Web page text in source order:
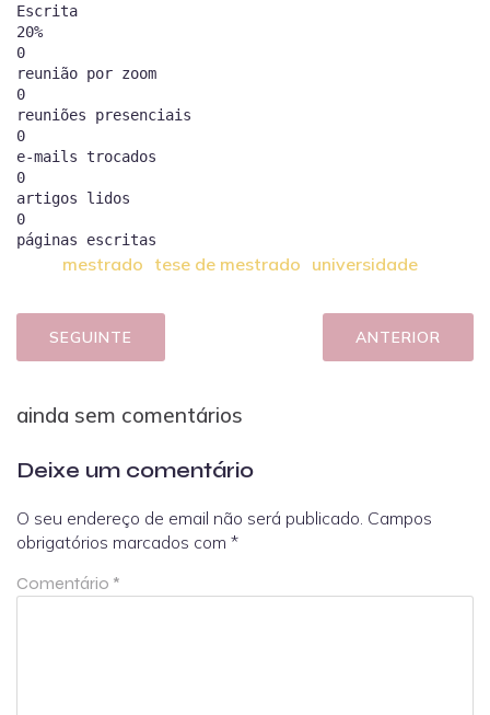
Escrita
20%
0
reunião por zoom
0
reuniões presenciais
0
e-mails trocados
0
artigos lidos
0
mestrado tese de mestrado universidade
SEGUINTE ANTERIOR
ainda sem comentários
Deixe um comentário
O seu endereço de email não será publicado. Campos
obrigatórios marcados com *
Comentário *